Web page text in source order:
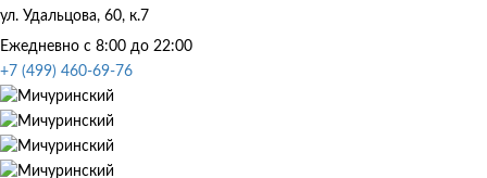
ул. Удальцова, 60, к.7
Ежедневно с 8:00 до 22:00
+7 (499) 460-69-76